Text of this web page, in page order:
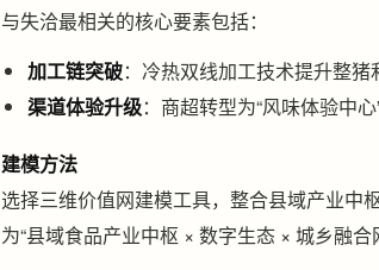
与失洽最相关的核心要素包括：
加工链突破：冷热双线加工技术提升整
渠道体验升级：商超转型为“风味体验中
建模方法
选择三维价值网建模工具，整合县域产业中
为“县域食品产业中枢 × 数字生态 × 城乡融合